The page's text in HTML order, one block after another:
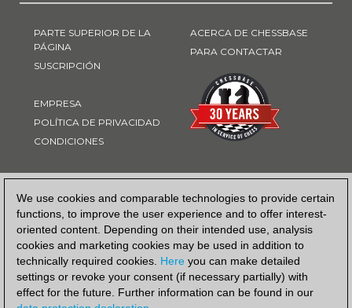
We use cookies and comparable technologies to provide certain
functions, to improve the user experience and to offer interest-
oriented content. Depending on their intended use, analysis
cookies and marketing cookies may be used in addition to
technically required cookies. Here you can make detailed
settings or revoke your consent (if necessary partially) with
effect for the future. Further information can be found in our
PARTE SUPERIOR DE LA
PÁGINA
SUSCRIPCIÓN
EMPRESA
POLÍTICA DE PRIVACIDAD
CONDICIONES
ACERCA DE CHESSBASE
PARA CONTACTAR
FORMA DE PAGO